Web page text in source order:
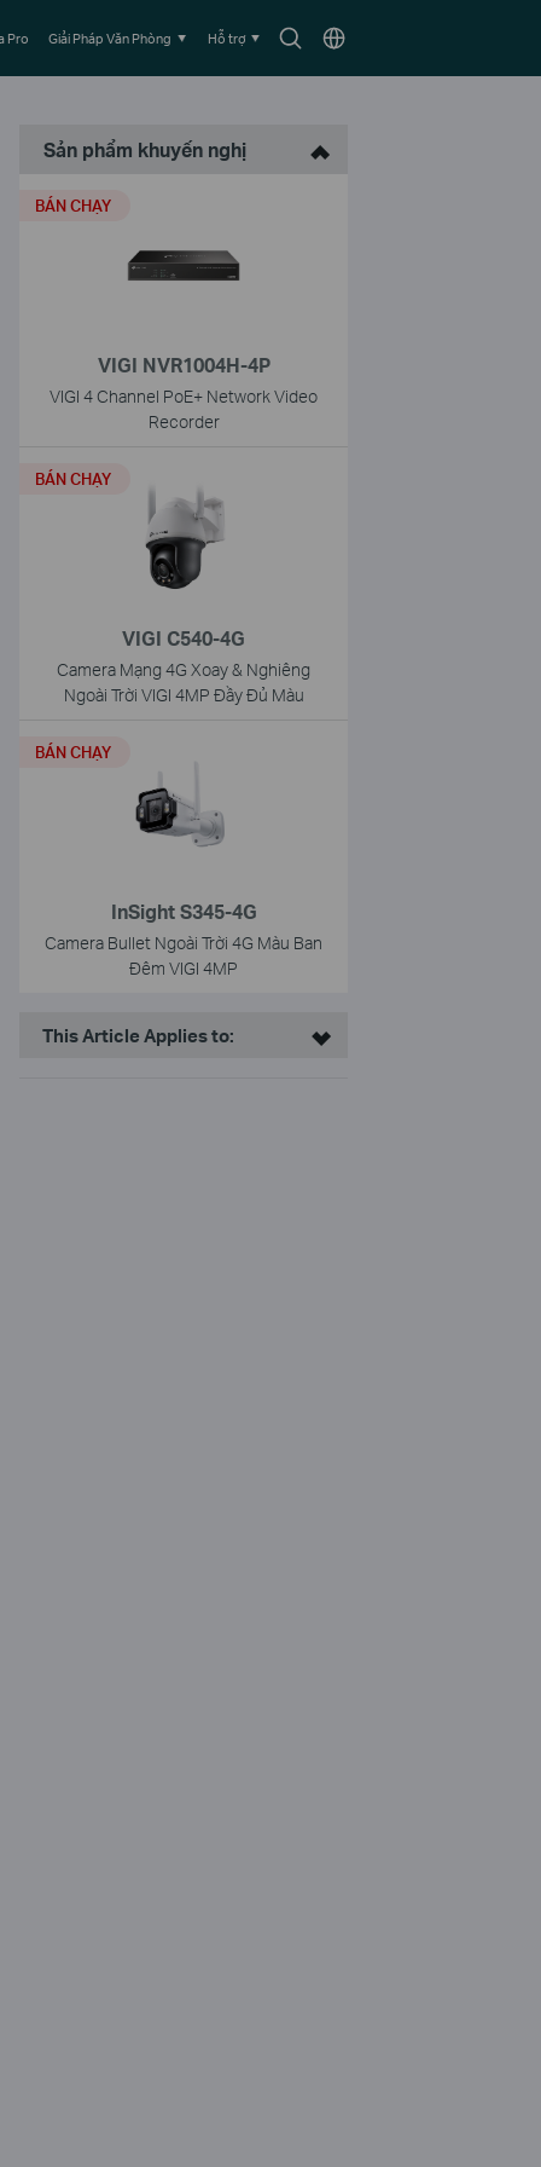
Biểu
Chọn
Pro Giải Pháp Văn Phòng Hỗ trợ
Sản phẩm khuyến nghị
VIGI NVR1004H-4P
VIGI 4 Channel PoE+ Network Video
Recorder
BÁN CHẠY
VIGI C540-4G
Camera Mạng 4G Xoay & Nghiêng
Ngoài Trời VIGI 4MP Đầy Đủ Màu
BÁN CHẠY
InSight S345-4G
Camera Bullet Ngoài Trời 4G Màu Ban
Đêm VIGI 4MP
BÁN CHẠY
This Article Applies to: